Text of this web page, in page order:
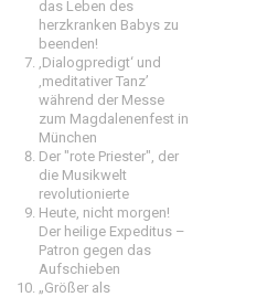
das Leben des
herzkranken Babys zu
beenden!
‚Dialogpredigt‘ und
‚meditativer Tanz’
während der Messe
zum Magdalenenfest in
München
Der "rote Priester", der
die Musikwelt
revolutionierte
Heute, nicht morgen!
Der heilige Expeditus –
Patron gegen das
Aufschieben
„Größer als